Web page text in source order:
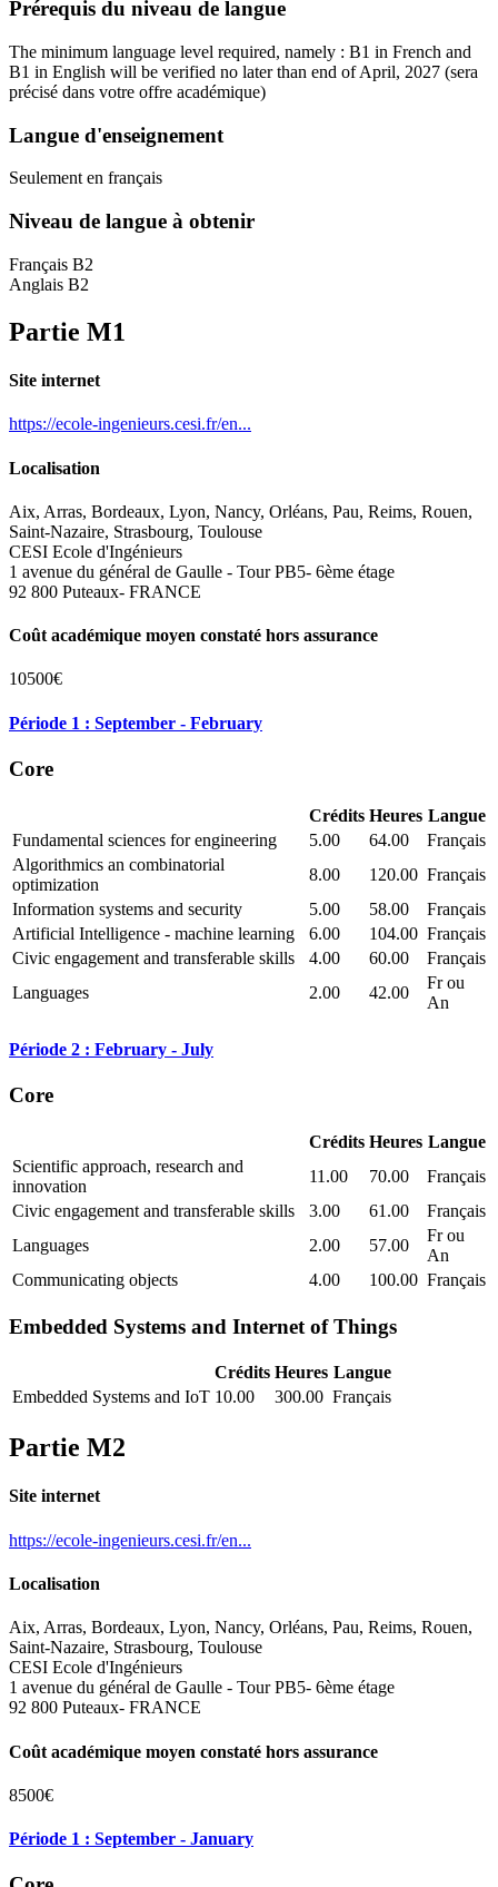
Prérequis du niveau de langue
The minimum language level required, namely : B1 in French and
B1 in English will be verified no later than end of April, 2027 (sera
précisé dans votre offre académique)
Langue d'enseignement
Seulement en français
Niveau de langue à obtenir
Français B2
Anglais B2
Partie M1
Site internet
https://ecole-ingenieurs.cesi.fr/en...
Localisation
Aix, Arras, Bordeaux, Lyon, Nancy, Orléans, Pau, Reims, Rouen,
Saint-Nazaire, Strasbourg, Toulouse
CESI Ecole d'Ingénieurs
1 avenue du général de Gaulle - Tour PB5- 6ème étage
92 800 Puteaux- FRANCE
Coût académique moyen constaté hors assurance
10500€
Période 1 : September - February
Core
Crédits Heures Langue
Fundamental sciences for engineering
5.00 64.00
Français
Algorithmics an combinatorial
optimization
8.00 120.00 Français
Information systems and security
5.00 58.00
Français
Artificial Intelligence - machine learning
6.00 104.00 Français
Civic engagement and transferable skills
4.00 60.00
Français
Languages
2.00 42.00
Fr ou
An
Période 2 : February - July
Core
Crédits Heures Langue
Scientific approach, research and
innovation
11.00 70.00
Français
Civic engagement and transferable skills
3.00 61.00
Français
Languages
2.00 57.00
Fr ou
An
Communicating objects
4.00 100.00 Français
Embedded Systems and Internet of Things
Crédits Heures Langue
Embedded Systems and IoT 10.00 300.00 Français
Partie M2
Site internet
https://ecole-ingenieurs.cesi.fr/en...
Localisation
Aix, Arras, Bordeaux, Lyon, Nancy, Orléans, Pau, Reims, Rouen,
Saint-Nazaire, Strasbourg, Toulouse
CESI Ecole d'Ingénieurs
1 avenue du général de Gaulle - Tour PB5- 6ème étage
92 800 Puteaux- FRANCE
Coût académique moyen constaté hors assurance
8500€
Période 1 : September - January